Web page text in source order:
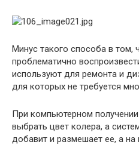
Минус такого способа в том,
проблематично
используют для ремонта и
для которых не требуется
При компьютерном
выбрать цвет колера, а
добавит и размешает ее, а